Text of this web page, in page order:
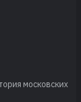
московских